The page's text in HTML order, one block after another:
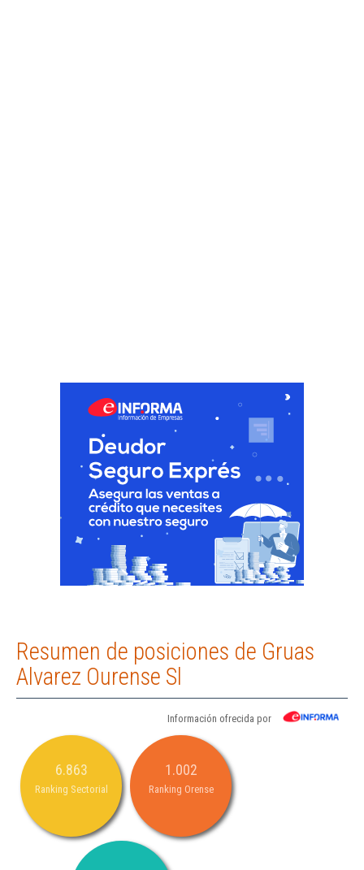
Resumen de posiciones de Gruas
Alvarez Ourense Sl
Información ofrecida por
6.863
Ranking Sectorial
1.002
Ranking Orense